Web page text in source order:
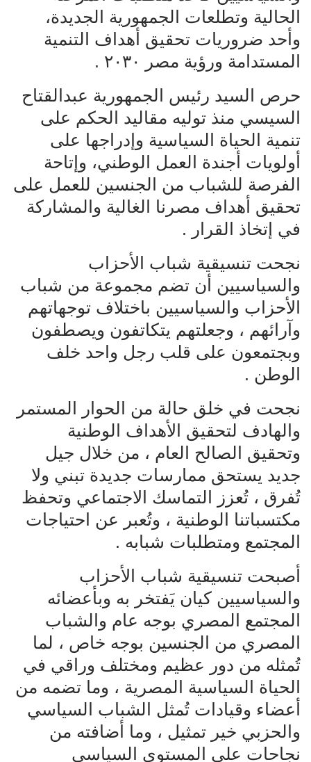
الحالية وتطلعات الجمهورية الجديدة،
وأحد ضروريات تحقيق أهداف التنمية
المستدامة ورؤية مصر ٢٠٣٠ .
حرص السيد رئيس الجمهورية عبدالقتاح
السيسي منذ توليه مقاليد الحكم على
تنمية الحياة السياسية وإدراجها على
أولويات أجندة العمل الوطني، وإتاحة
الفرصة للشباب من الجنسين للعمل على
تحقيق أهداف مصرنا الغالية والمشاركة
في إتخاذ القرار .
نجحت تنسيقية شباب الأحزاب
والسياسيين أن تضم مجموعة من شباب
الأحزاب والسياسيين باختلاف توجهاتهم
وآرائهم ، وجعلتهم يتكاتفون ويصطفون
وبجتمعون على قلب رجل واحد خلف
الوطن .
نجحت في خلق حالة من الحوار المستمر
والهادف لتحقيق الأهداف الوطنية
وتحقيق الصالح العام ، من خلال جيل
جديد يستحق ممارسات جديدة تبني ولا
تُفرق ، تُعزز التماسك الاجتماعي وتحفظ
مكتسباتنا الوطنية ، وتُعبر عن احتياجات
المجتمع ومتطلبات شبابه .
أصبحت تنسيقية شباب الأحزاب
والسياسيين كيان يَفتخر به وبأعضائه
المجتمع المصري بوجه عام والشباب
المصري من الجنسين بوجه خاص ، لما
تُمثله من دور عظيم ومختلف وراقي في
الحياة السياسية المصرية ، وما تضمه من
أعضاء وقيادات تُمثل الشباب السياسي
والحزبي خير تمثيل ، وما أضافته من
نجاحات على المستوى السياسي